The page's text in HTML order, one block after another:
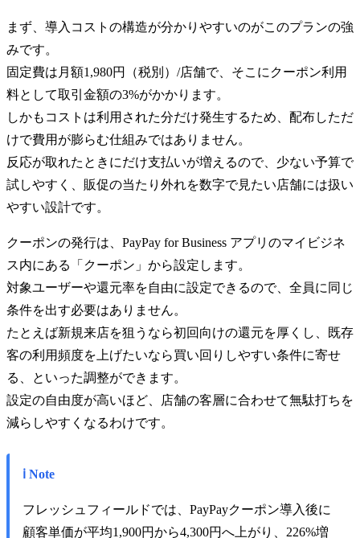
まず、導入コストの構造が分かりやすいのがこのプランの強
みです。
固定費は月額1,980円（税別）/店舗で、そこにクーポン利用
料として取引金額の3%がかかります。
しかもコストは利用された分だけ発生するため、配布しただ
けで費用が膨らむ仕組みではありません。
反応が取れたときにだけ支払いが増えるので、少ない予算で
試しやすく、販促の当たり外れを数字で見たい店舗には扱い
やすい設計です。
クーポンの発行は、PayPay for Business アプリのマイビジネ
ス内にある「クーポン」から設定します。
対象ユーザーや還元率を自由に設定できるので、全員に同じ
条件を出す必要はありません。
たとえば新規来店を狙うなら初回向けの還元を厚くし、既存
客の利用頻度を上げたいなら買い回りしやすい条件に寄せ
る、といった調整ができます。
設定の自由度が高いほど、店舗の客層に合わせて無駄打ちを
減らしやすくなるわけです。
ℹ️ Note
フレッシュフィールドでは、PayPayクーポン導入後に
顧客単価が平均1,900円から4,300円へ上がり、226%増